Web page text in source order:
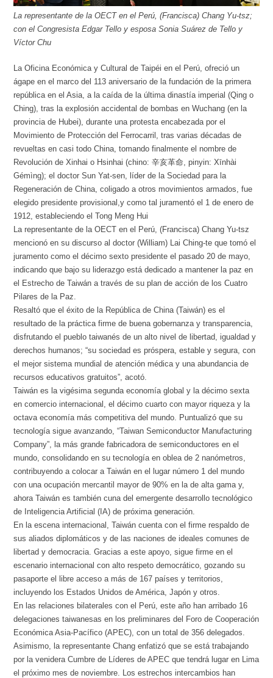
La representante de la OECT en el Perú, (Francisca) Chang Yu-tsz;
con el Congresista Edgar Tello y esposa Sonia Suárez de Tello y
Víctor Chu
La Oficina Económica y Cultural de Taipéi en el Perú, ofreció un
ágape en el marco del 113 aniversario de la fundación de la primera
república en el Asia, a la caída de la última dinastía imperial (Qing o
Ching), tras la explosión accidental de bombas en Wuchang (en la
provincia de Hubei), durante una protesta encabezada por el
Movimiento de Protección del Ferrocarril, tras varias décadas de
revueltas en casi todo China, tomando finalmente el nombre de
Revolución de Xinhai o Hsinhai (chino: 辛亥革命, pinyin: Xīnhài
Gémìng); el doctor Sun Yat-sen, líder de la Sociedad para la
Regeneración de China, coligado a otros movimientos armados, fue
elegido presidente provisional,y como tal juramentó el 1 de enero de
1912, estableciendo el Tong Meng Hui
La representante de la OECT en el Perú, (Francisca) Chang Yu-tsz
mencionó en su discurso al doctor (William) Lai Ching-te que tomó el
juramento como el décimo sexto presidente el pasado 20 de mayo,
indicando que bajo su liderazgo está dedicado a mantener la paz en
el Estrecho de Taiwán a través de su plan de acción de los Cuatro
Pilares de la Paz.
Resaltó que el éxito de la República de China (Taiwán) es el
resultado de la práctica firme de buena gobernanza y transparencia,
disfrutando el pueblo taiwanés de un alto nivel de libertad, igualdad y
derechos humanos; “su sociedad es próspera, estable y segura, con
el mejor sistema mundial de atención médica y una abundancia de
recursos educativos gratuitos”, acotó.
Taiwán es la vigésima segunda economía global y la décimo sexta
en comercio internacional, el décimo cuarto con mayor riqueza y la
octava economía más competitiva del mundo. Puntualizó que su
tecnología sigue avanzando, “Taiwan Semiconductor Manufacturing
Company”, la más grande fabricadora de semiconductores en el
mundo, consolidando en su tecnología en oblea de 2 nanómetros,
contribuyendo a colocar a Taiwán en el lugar número 1 del mundo
con una ocupación mercantil mayor de 90% en la de alta gama y,
ahora Taiwán es también cuna del emergente desarrollo tecnológico
de Inteligencia Artificial (IA) de próxima generación.
En la escena internacional, Taiwán cuenta con el firme respaldo de
sus aliados diplomáticos y de las naciones de ideales comunes de
libertad y democracia. Gracias a este apoyo, sigue firme en el
escenario internacional con alto respeto democrático, gozando su
pasaporte el libre acceso a más de 167 países y territorios,
incluyendo los Estados Unidos de América, Japón y otros.
En las relaciones bilaterales con el Perú, este año han arribado 16
delegaciones taiwanesas en los preliminares del Foro de Cooperación
Económica Asia-Pacífico (APEC), con un total de 356 delegados.
Asimismo, la representante Chang enfatizó que se está trabajando
por la venidera Cumbre de Líderes de APEC que tendrá lugar en Lima
el próximo mes de noviembre. Los estrechos intercambios han